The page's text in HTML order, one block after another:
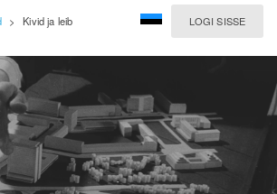
LOGI SISSE
> Kivid ja leib